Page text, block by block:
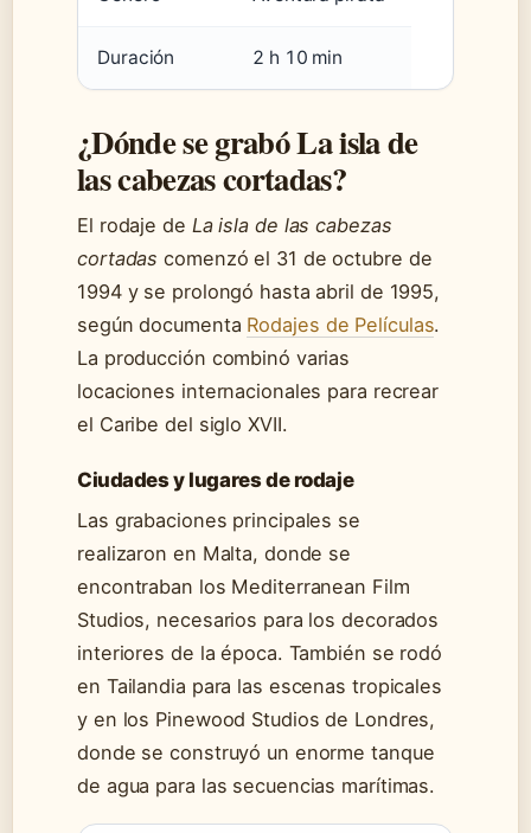
Duración 2 h 10 min
¿Dónde se grabó La isla de
las cabezas cortadas?
El rodaje de La isla de las cabezas
cortadas comenzó el 31 de octubre de
1994 y se prolongó hasta abril de 1995,
según documenta Rodajes de Películas.
La producción combinó varias
locaciones internacionales para recrear
el Caribe del siglo XVII.
Ciudades y lugares de rodaje
Las grabaciones principales se
realizaron en Malta, donde se
encontraban los Mediterranean Film
Studios, necesarios para los decorados
interiores de la época. También se rodó
en Tailandia para las escenas tropicales
y en los Pinewood Studios de Londres,
donde se construyó un enorme tanque
de agua para las secuencias marítimas.